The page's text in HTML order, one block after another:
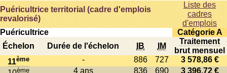
Puéricultrice territorial (cadre d'emplois
revalorisé)
Liste des
cadres
d'emplois
Puéricultrice
Catégorie A
Échelon
Durée de l'échelon IB IM
Traitement
brut mensuel
11ème - 886 727
3 578,86 €
ème 4 ans 836 690
3 396,72 €